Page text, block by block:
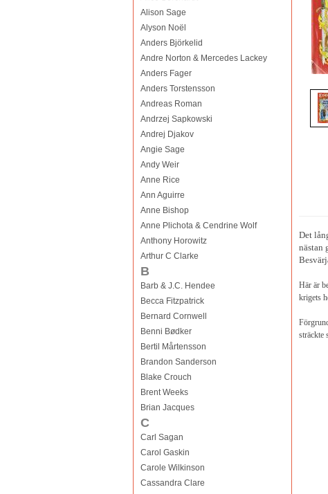
Alison Sage
Alyson Noël
Anders Björkelid
Andre Norton & Mercedes Lackey
Anders Fager
Anders Torstensson
Andreas Roman
Andrzej Sapkowski
Andrej Djakov
Angie Sage
Andy Weir
Anne Rice
Ann Aguirre
Anne Bishop
Anne Plichota & Cendrine Wolf
Anthony Horowitz
Arthur C Clarke
B
Barb & J.C. Hendee
Becca Fitzpatrick
Bernard Cornwell
Benni Bødker
Bertil Mårtensson
Brandon Sanderson
Blake Crouch
Brent Weeks
Brian Jacques
C
Carl Sagan
Carol Gaskin
Carole Wilkinson
Cassandra Clare
Det
nästan
Här är
krigets
sträckte